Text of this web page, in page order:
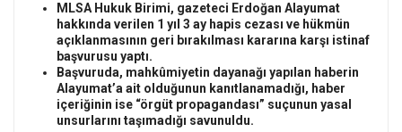
MLSA Hukuk Birimi, gazeteci Erdoğan Alayumat
hakkında verilen 1 yıl 3 ay hapis cezası ve hükmün
açıklanmasının geri bırakılması kararına karşı istinaf
başvurusu yaptı.
Başvuruda, mahkûmiyetin dayanağı yapılan haberin
Alayumat’a ait olduğunun kanıtlanamadığı, haber
içeriğinin ise “örgüt propagandası” suçunun yasal
unsurlarını taşımadığı savunuldu.